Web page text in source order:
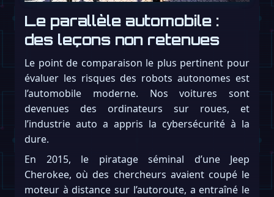
Le parallèle automobile :
des leçons non retenues
Le point de comparaison le plus pertinent pour
évaluer les risques des robots autonomes est
l’automobile moderne. Nos voitures sont
devenues des ordinateurs sur roues, et
l’industrie auto a appris la cybersécurité à la
dure.
En 2015, le piratage séminal d’une Jeep
Cherokee, où des chercheurs avaient coupé le
moteur à distance sur l’autoroute, a entraîné le